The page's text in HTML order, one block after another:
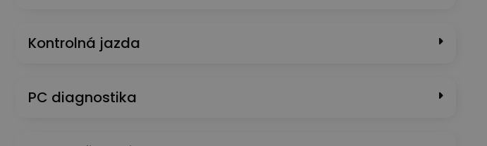
Kontrolná jazda
PC diagnostika